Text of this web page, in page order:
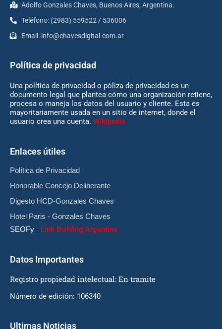
Adolfo Gonzales Chaves, Buenos Aires, Argentina.
Teléfono: (2983) 559522 / 536006
Email: info@chavesdigital.com.ar
Política de privacidad
Una política de privacidad o póliza de privacidad es un
documento legal que plantea cómo una organización retiene,
procesa o maneja los datos del usuario y cliente. Esta es
mayoritariamente usada en un sitio de internet, donde el
usuario crea una cuenta. Wikipedia
Enlaces útiles
Política de Privacidad
Honorable Concejo Deliberante
Digesto HCD-Gonzales Chaves
Hotel Paris - Gonzales Chaves
SEOFy - Link Building Argentina
Datos Importantes
Registro propiedad intelectual: En tramite
Número de edición: 106340
Ultimas Noticias